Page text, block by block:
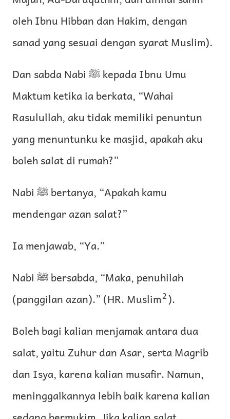
oleh Ibnu Hibban dan Hakim, dengan
sanad yang sesuai dengan syarat Muslim).
Dan sabda Nabi ﷺ kepada Ibnu Umu
Maktum ketika ia berkata, “Wahai
Rasulullah, aku tidak memiliki penuntun
yang menuntunku ke masjid, apakah aku
boleh salat di rumah?”
Nabi ﷺ bertanya, “Apakah kamu
mendengar azan salat?”
Ia menjawab, “Ya.”
Nabi ﷺ bersabda, “Maka, penuhilah
(panggilan azan).” (HR. Muslim2).
Boleh bagi kalian menjamak antara dua
salat, yaitu Zuhur dan Asar, serta Magrib
dan Isya, karena kalian musafir. Namun,
meninggalkannya lebih baik karena kalian